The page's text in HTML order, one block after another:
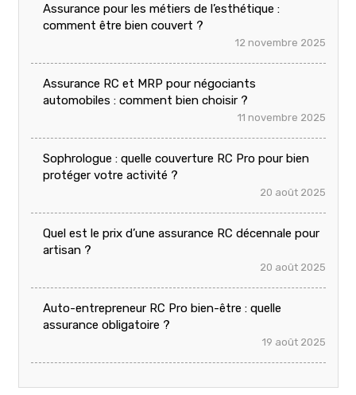
Assurance pour les métiers de l’esthétique :
comment être bien couvert ?
12 novembre 2025
Assurance RC et MRP pour négociants
automobiles : comment bien choisir ?
11 novembre 2025
Sophrologue : quelle couverture RC Pro pour bien
protéger votre activité ?
20 août 2025
Quel est le prix d’une assurance RC décennale pour
artisan ?
20 août 2025
Auto-entrepreneur RC Pro bien-être : quelle
assurance obligatoire ?
19 août 2025